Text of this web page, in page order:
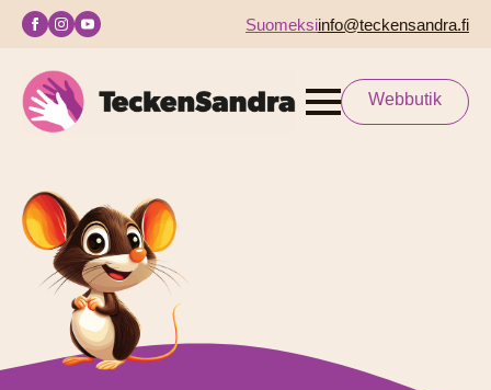
Suomeksiinfo@teckensandra.fi
Webbutik